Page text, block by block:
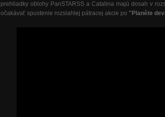
prehliadky oblohy PanSTARSS a Catalina majú dosah v
očakávať spustenie rozsiahlej pátracej akcie po "Planéte